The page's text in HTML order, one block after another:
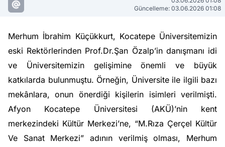
Güncelleme: 03.06.2026 01:08
Merhum İbrahim Küçükkurt, Kocatepe Üniversitemizin
eski Rektörlerinden Prof.Dr.Şan Özalp’in danışmanı idi
ve Üniversitemizin gelişimine önemli ve büyük
katkılarda bulunmuştu. Örneğin, Üniversite ile ilgili bazı
mekânlara, onun önerdiği kişilerin isimleri verilmişti.
Afyon Kocatepe Üniversitesi (AKÜ)’nin kent
merkezindeki Kültür Merkezi’ne, “M.Rıza Çerçel Kültür
Ve Sanat Merkezi” adının verilmiş olması, Merhum